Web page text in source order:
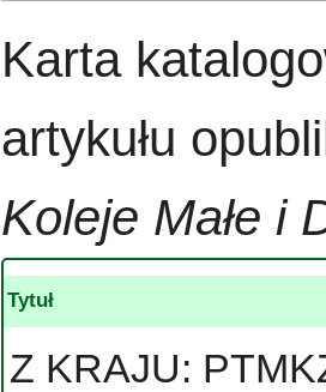
do
do
Karta
artykułu
Koleje Małe i
Tytuł
Z KRAJU: